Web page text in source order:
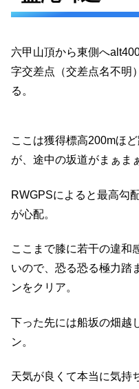
六甲山頂から東側へ
字交差点（交差点名不明
る。
ここは獲得標高200mほ
が、途中の坂道がまぁま
RWGPSによると最高勾
が心配。
ここまで膝に若干の違和
いので、恐る恐る極力踏
ンをクリア。
下った先には船坂の畑越
ン。
天気が良くて本当に気持